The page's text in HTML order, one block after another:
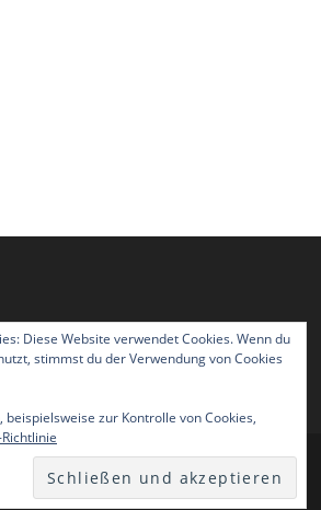
Diese Website verwendet Cookies. Wenn du
stimmst du der Verwendung von Cookies
zur Kontrolle von Cookies,
Datenschutzerklärung
Grieläächer Ellen 1956 e.V. 2026